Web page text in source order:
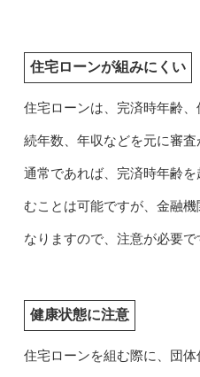
住宅ローンが組みにくい
住宅ローンは、完済時年齢
続年数、年収などを元に審査
通常であれば、完済時年齢
むことは可能ですが、金融
なりますので、注意が必要で
健康状態に注意
住宅ローンを組む際に、団